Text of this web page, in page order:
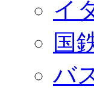
イ
国
バ